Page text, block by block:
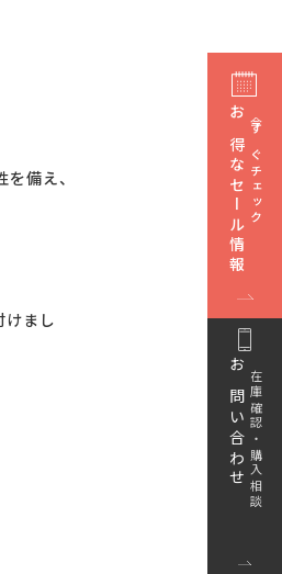
備え、
けまし
今すぐチェック
お得なセール情報
お問い合わせ在庫確認・購入相談